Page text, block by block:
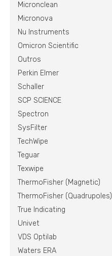
Micronclean
Micronova
Nu Instruments
Omicron Scientific
Outros
Perkin Elmer
Schaller
SCP SCIENCE
Spectron
SysFilter
TechWipe
Teguar
Texwipe
ThermoFisher (Magnetic)
ThermoFisher (Quadrupoles)
True Indicating
Univet
VDS Optilab
Waters ERA